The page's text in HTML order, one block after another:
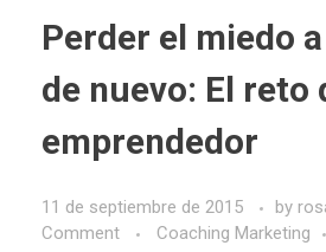
Perder el miedo
de nuevo: El reto
emprendedor
11 de septiembre de 2015 by
Comment
Coaching Marketing